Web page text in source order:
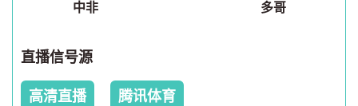
中非 多哥
直播信号源
高清直播 腾讯体育